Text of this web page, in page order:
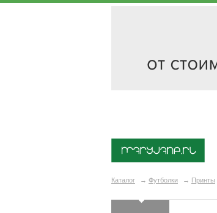
Каталог → Футболки → Принты